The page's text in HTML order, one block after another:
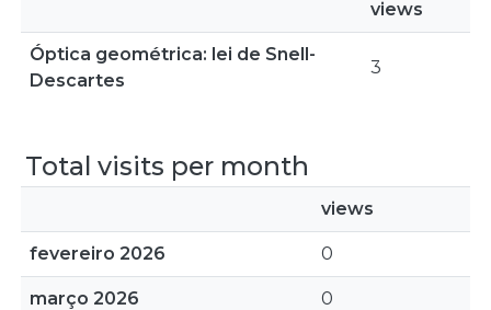
views
Óptica geométrica: lei de Snell-
Descartes
3
Total visits per month
views
fevereiro 2026 0
março 2026 0